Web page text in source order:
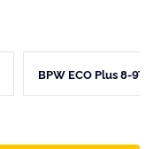
BPW ECO Plus 8-9T